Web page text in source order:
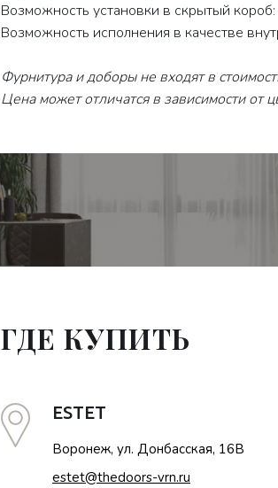
Возможность установки в скрытый
Возможность исполнения в качестве
Фурнитура и доборы не входят в
Цена может отличатся в зависимости от
ГДЕ КУПИТЬ
ESTET
Воронеж, ул. Донбасская, 16В
estet@thedoors-vrn.ru